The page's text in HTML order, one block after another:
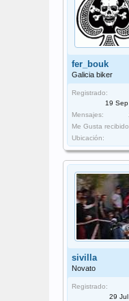
fer_bouk
Galicia biker
Registrado:
19
Mensajes:
Me Gusta
Ubicación:
sivilla
Novato
Registrado:
29